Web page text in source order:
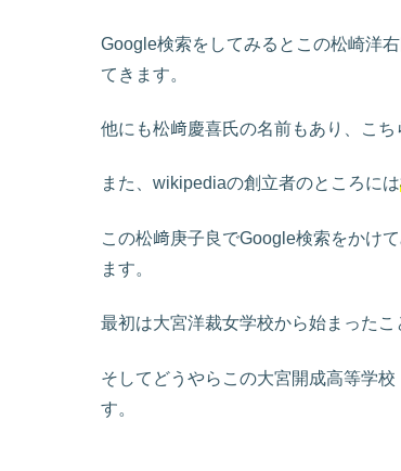
Google検索をしてみるとこの松崎洋
てきます。
他にも松﨑慶喜氏の名前もあり、こ
また、wikipediaの創立者のところには
この松﨑庚子良でGoogle検索をかけ
ます。
最初は大宮洋裁女学校から始まったこ
そしてどうやらこの大宮開成高等学
す。